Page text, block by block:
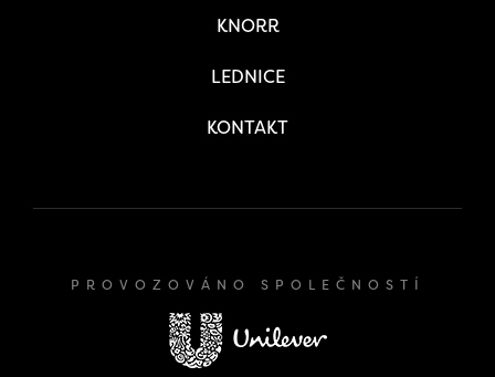
KNORR
LEDNICE
KONTAKT
PROVOZOVÁNO SPOLEČNOSTÍ